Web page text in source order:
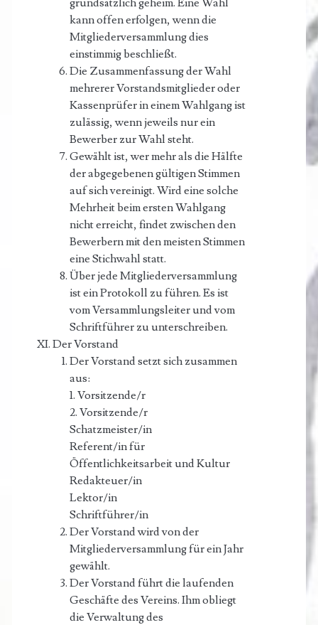
grundsätzlich geheim. Eine Wahl
kann offen erfolgen, wenn die
Mitgliederversammlung dies
einstimmig beschließt.
Die Zusammenfassung der Wahl
mehrerer Vorstandsmitglieder oder
Kassenprüfer in einem Wahlgang ist
zulässig, wenn jeweils nur ein
Bewerber zur Wahl steht.
Gewählt ist, wer mehr als die Hälfte
der abgegebenen gültigen Stimmen
auf sich vereinigt. Wird eine solche
Mehrheit beim ersten Wahlgang
nicht erreicht, findet zwischen den
Bewerbern mit den meisten Stimmen
eine Stichwahl statt.
Über jede Mitgliederversammlung
ist ein Protokoll zu führen. Es ist
vom Versammlungsleiter und vom
Schriftführer zu unterschreiben.
Der Vorstand
Der Vorstand setzt sich zusammen
aus:
1. Vorsitzende/r
2. Vorsitzende/r
Schatzmeister/in
Referent/in für
Öffentlichkeitsarbeit und Kultur
Redakteuer/in
Lektor/in
Schriftführer/in
Der Vorstand wird von der
Mitgliederversammlung für ein Jahr
gewählt.
Der Vorstand führt die laufenden
Geschäfte des Vereins. Ihm obliegt
die Verwaltung des